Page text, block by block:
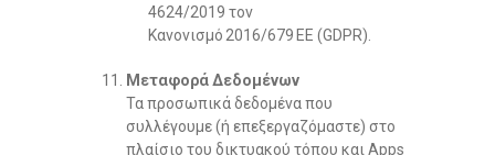
4624/2019 τον
Κανονισμό 2016/679 ΕΕ (GDPR).
Μεταφορά Δεδομένων
Τα προσωπικά δεδομένα που
συλλέγουμε (ή επεξεργαζόμαστε) στο
πλαίσιο του δικτυακού τόπου και Apps